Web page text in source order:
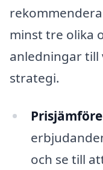
minst tre olika
anledningar
strategi.
och se till